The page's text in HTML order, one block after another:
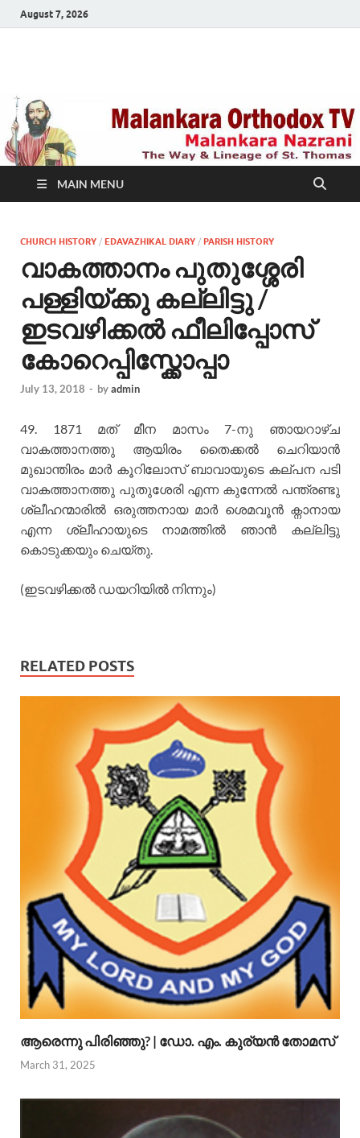
August 7, 2026
TV
MAIN MENU
CHURCH HISTORY / EDAVAZHIKAL DIARY / PARISH HISTORY
വാകത്താനം പുതുശ്ശേരി
പള്ളിയ്ക്കു കല്ലിട്ടു /
ഇടവഴിക്കല്‍ ഫീലിപ്പോസ്
കോറെപ്പിസ്ക്കോപ്പാ
July 13, 2018 - byadmin
49. 1871 മത് മീന മാസം 7-നു ഞായറാഴ്ച
വാകത്താനത്തു ആയിരം തൈക്കല്‍ ചെറിയാന്‍
മുഖാന്തിരം മാര്‍ കൂറിലോസ് ബാവായുടെ കല്പന പടി
വാകത്താനത്തു പുതുശേരി എന്ന കുന്നേല്‍ പന്ത്രണ്ടു
ശ്ലീഹന്മാരില്‍ ഒരുത്തനായ മാര്‍ ശെമവൂന്‍ ക്നാനായ
എന്ന ശ്ലീഹായുടെ നാമത്തില്‍ ഞാന്‍ കല്ലിട്ടു
കൊടുക്കയും ചെയ്തു.
(ഇടവഴിക്കല്‍ ഡയറിയില്‍ നിന്നും)
RELATED POSTS
ആരെന്നു പിരിഞ്ഞു? | ഡോ. എം. കുര്യന്‍ തോമസ്
March 31, 2025